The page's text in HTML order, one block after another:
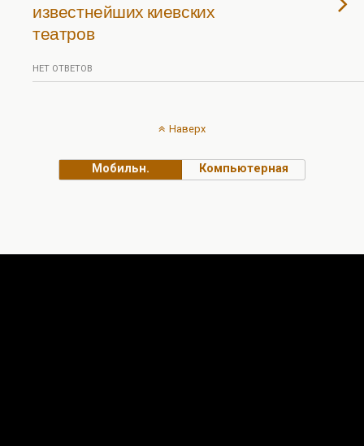
известнейших киевских
театров
НЕТ ОТВЕТОВ
Наверх
Мобильн. Компьютерная